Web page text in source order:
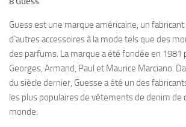
Guess est une marque américaine, un
d`autres accessoires à la mode tels que des
des parfums. La marque a été fondée en 1981
Georges, Armand, Paul et Maurice Marciano.
du siècle dernier, Guesse a été un des
les plus populaires de vêtements de denim de
monde.